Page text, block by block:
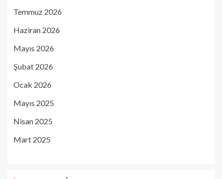
Temmuz 2026
Haziran 2026
Mayıs 2026
Şubat 2026
Ocak 2026
Mayıs 2025
Nisan 2025
Mart 2025